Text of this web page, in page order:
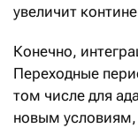
увеличит
Конечно,
Переходные
том числе для
новым